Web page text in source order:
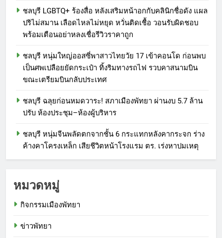
ชลบุรี LGBTQ+ ร้องสื่อ หลังเสริมหน้าอกกับคลินิกชื่อดัง แผล
ปริไม่สมาน เลือดไหลไม่หยุด หวั่นติดเชื้อ วอนรับผิดชอบ
พร้อมเตือนอย่าหลงเชื่อรีวิวราคาถูก
ชลบุรี หนุ่มใหญ่ออสซี่พาสาวไทยวัย 17 เข้าคอนโด ก่อนพบ
เป็นศพเปลือยยัดกระเป๋า ทิ้งริมทางรถไฟ รวบคาสนามบิน
ขณะเตรียมบินกลับประเทศ
ชลบุรี ฉลุยก่อนหมดวาระ! สภาเมืองพัทยา ผ่านงบ 5.7 ล้าน
ปรับ ห้องประชุม–ห้องผู้บริหาร
ชลบุรี หนุ่มจีนพลัดตกจากชั้น 6 กระแทกหลังคากระจก ร่าง
ค้างคาโครงเหล็ก เสียชีวิตหน้าโรงแรม ตร. เร่งหาปมเหตุ
หมวดหมู่
กิจกรรมเมืองพัทยา
ข่าวพัทยา